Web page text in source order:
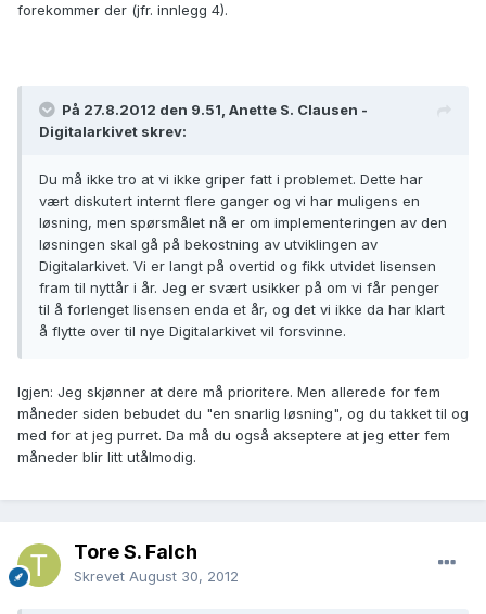
forekommer der (jfr. innlegg 4).
På 27.8.2012 den 9.51, Anette S. Clausen -
Digitalarkivet skrev:
Du må ikke tro at vi ikke griper fatt i problemet. Dette har
vært diskutert internt flere ganger og vi har muligens en
løsning, men spørsmålet nå er om implementeringen av den
løsningen skal gå på bekostning av utviklingen av
Digitalarkivet. Vi er langt på overtid og fikk utvidet lisensen
fram til nyttår i år. Jeg er svært usikker på om vi får penger
til å forlenget lisensen enda et år, og det vi ikke da har klart
å flytte over til nye Digitalarkivet vil forsvinne.
Igjen: Jeg skjønner at dere må prioritere. Men allerede for fem
måneder siden bebudet du "en snarlig løsning", og du takket til og
med for at jeg purret. Da må du også akseptere at jeg etter fem
måneder blir litt utålmodig.
Tore S. Falch
Skrevet August 30, 2012